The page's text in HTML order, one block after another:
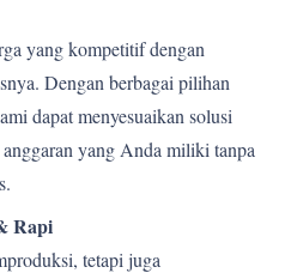
yang kompetitif dengan
Dengan berbagai pilihan
dapat menyesuaikan solusi
anggaran yang Anda miliki tanpa
Rapi
tetapi juga